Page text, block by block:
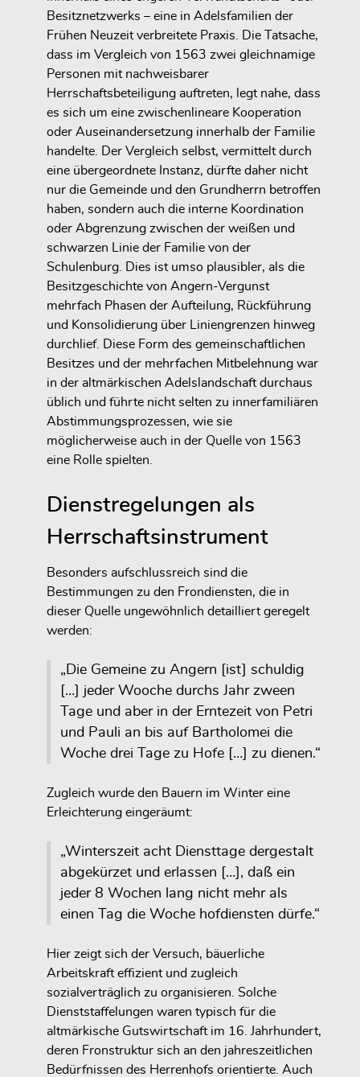
Besitznetzwerks – eine in Adelsfamilien der
Frühen Neuzeit verbreitete Praxis. Die Tatsache,
dass im Vergleich von 1563 zwei gleichnamige
Personen mit nachweisbarer
Herrschaftsbeteiligung auftreten, legt nahe, dass
es sich um eine zwischenlineare Kooperation
oder Auseinandersetzung innerhalb der Familie
handelte. Der Vergleich selbst, vermittelt durch
eine übergeordnete Instanz, dürfte daher nicht
nur die Gemeinde und den Grundherrn betroffen
haben, sondern auch die interne Koordination
oder Abgrenzung zwischen der weißen und
schwarzen Linie der Familie von der
Schulenburg . Dies ist umso plausibler, als die
Besitzgeschichte von Angern-Vergunst
mehrfach Phasen der Aufteilung, Rückführung
und Konsolidierung über Liniengrenzen hinweg
durchlief. Diese Form des gemeinschaftlichen
Besitzes und der mehrfachen Mitbelehnung war
in der altmärkischen Adelslandschaft durchaus
üblich und führte nicht selten zu innerfamiliären
Abstimmungsprozessen, wie sie
möglicherweise auch in der Quelle von 1563
eine Rolle spielten.
Dienstregelungen als
Herrschaftsinstrument
Besonders aufschlussreich sind die
Bestimmungen zu den Frondiensten, die in
dieser Quelle ungewöhnlich detailliert geregelt
werden:
„Die Gemeine zu Angern [ist] schuldig
[…] jeder Wooche durchs Jahr zween
Tage und aber in der Erntezeit von Petri
und Pauli an bis auf Bartholomei die
Woche drei Tage zu Hofe […] zu dienen.“
Zugleich wurde den Bauern im Winter eine
Erleichterung eingeräumt:
„Winterszeit acht Diensttage dergestalt
abgekürzet und erlassen […], daß ein
jeder 8 Wochen lang nicht mehr als
einen Tag die Woche hofdiensten dürfe.“
Hier zeigt sich der Versuch, bäuerliche
Arbeitskraft effizient und zugleich
sozialverträglich zu organisieren. Solche
Dienststaffelungen waren typisch für die
altmärkische Gutswirtschaft im 16. Jahrhundert,
deren Fronstruktur sich an den jahreszeitlichen
Bedürfnissen des Herrenhofs orientierte. Auch